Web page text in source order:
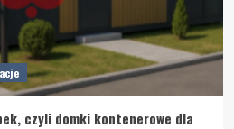
czyli domki kontenerowe dla